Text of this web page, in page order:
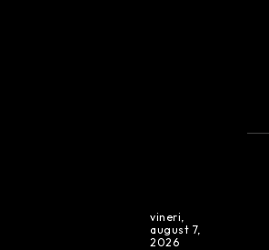
vineri,
august 7,
2026